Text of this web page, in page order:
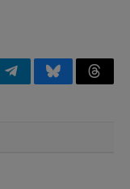
TelegramBluesky